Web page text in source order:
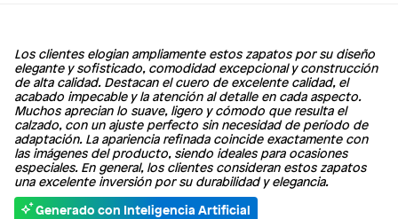
No solo ofrecemos la mejor selección de zapatos para
hombre, sino que también ofrecemos precios
increíblemente bajos. Si busca calidad a un precio
asequible, no busque más: Saga Falabella tiene
exactamente lo que necesita.
Los clientes elogian ampliamente estos zapatos por su diseño
elegante y sofisticado, comodidad excepcional y construcción
de alta calidad. Destacan el cuero de excelente calidad, el
acabado impecable y la atención al detalle en cada aspecto.
Muchos aprecian lo suave, ligero y cómodo que resulta el
calzado, con un ajuste perfecto sin necesidad de período de
adaptación. La apariencia refinada coincide exactamente con
las imágenes del producto, siendo ideales para ocasiones
especiales. En general, los clientes consideran estos zapatos
una excelente inversión por su durabilidad y elegancia.
Generado con Inteligencia Artificial